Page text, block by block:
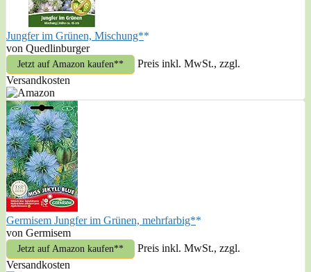
Jungfer im Grünen, Mischung*
von Quedlinburger
Jetzt auf Amazon kaufen*
Preis inkl. MwSt., zzgl.
Versandkosten
Germisem Jungfer im Grünen, mehrfarbig*
von Germisem
Jetzt auf Amazon kaufen*
Preis inkl. MwSt., zzgl.
Versandkosten